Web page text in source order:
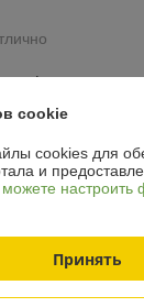
cookie
cookies для
и
настроить
Принять